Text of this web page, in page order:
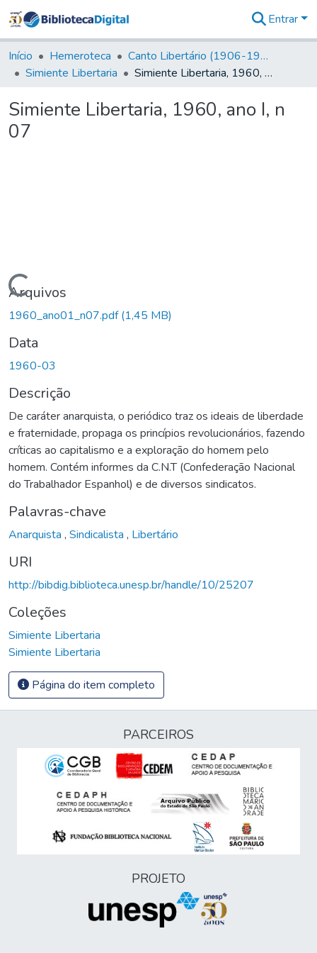
&
Coleções
Tudo na
Digital
Entrar
Início Hemeroteca
Canto Libertário (1906-1995)
Simiente Libertaria
Simiente Libertaria, 1960, ano I, n 07
Simiente Libertaria, 1960, ano I, n
07
Carregando...
Arquivos
1960_ano01_n07.pdf(1,45 MB)
Data
1960-03
Descrição
De caráter anarquista, o periódico traz os ideais de liberdade
e fraternidade, propaga os princípios revolucionários, fazendo
críticas ao capitalismo e a exploração do homem pelo
homem. Contém informes da C.N.T (Confederação Nacional
do Trabalhador Espanhol) e de diversos sindicatos.
Palavras-chave
Anarquista , Sindicalista , Libertário
URI
http://bibdig.biblioteca.unesp.br/handle/10/25207
Coleções
Simiente Libertaria
Simiente Libertaria
Página do item completo
PARCEIROS
PROJETO